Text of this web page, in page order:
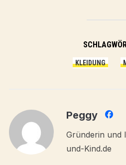
KLEIDUNG
Peggy
Gründerin und
und-Kind.de